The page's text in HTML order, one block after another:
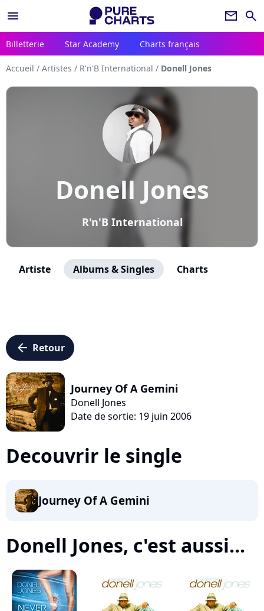
menu newsletter search
Billetterie Star Academy Charts français
Accueil / Artistes / R'n'B International / Donell Jones
Donell Jones
R'n'B International
Artiste Albums & Singles Charts
arrow_left Retour
Journey Of A Gemini
Donell Jones
Date de sortie: 19 juin 2006
Decouvrir le single
Journey Of A Gemini
Donell Jones, c'est aussi...